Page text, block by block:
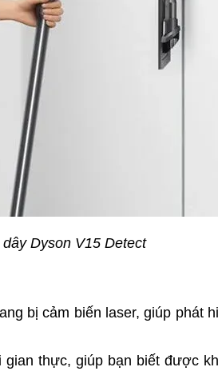
Dyson V15 Detect
bị cảm biến laser, giúp phát
thực, giúp bạn biết được